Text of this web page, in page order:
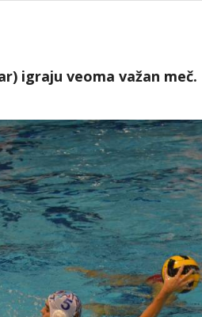
igraju veoma važan meč.